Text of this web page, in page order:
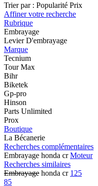
Trier par : Popularité Prix
Affiner votre recherche
Rubrique
Embrayage
Levier D'embrayage
Marque
Tecnium
Tour Max
Bihr
Biketek
Gp-pro
Hinson
Parts Unlimited
Prox
Boutique
La Bécanerie
Recherches complémentaires
Embrayage honda cr Moteur
Recherches similaires
Embrayage honda cr 125
85